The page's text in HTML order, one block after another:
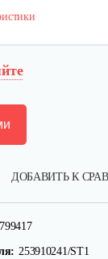
ДОБАВИТЬ К
253910241/ST1